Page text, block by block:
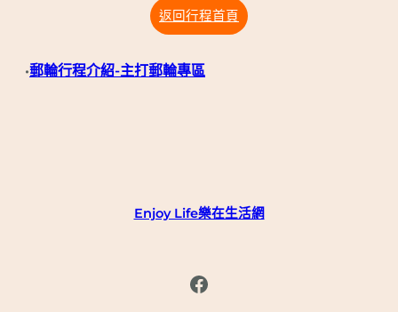
返回行程首頁
•郵輪行程介紹-主打郵輪專區
Enjoy Life樂在生活網
Facebook